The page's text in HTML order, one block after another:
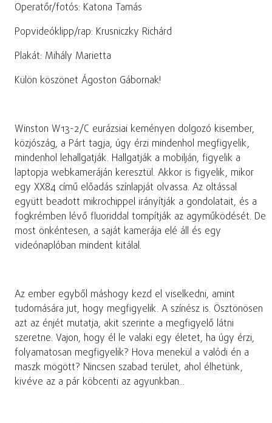
Operatőr/fotós: Katona Tamás
Popvideóklipp/rap: Krusniczky Richárd
Plakát: Mihály Marietta
Külön köszönet Ágoston Gábornak!
Winston W13-2/C eurázsiai keményen dolgozó kisember,
közjószág, a Párt tagja, úgy érzi mindenhol megfigyelik,
mindenhol lehallgatják. Hallgatják a mobilján, figyelik a
laptopja webkameráján keresztül. Akkor is figyelik, mikor
egy XX84 című előadás színlapját olvassa. Az oltással
együtt beadott mikrochippel irányítják a gondolatait, és a
fogkrémben lévő fluoriddal tompítják az agyműködését. De
most önkéntesen, a saját kamerája elé áll és egy
videónaplóban mindent kitálal.
Az ember egyből máshogy kezd el viselkedni, amint
tudomására jut, hogy megfigyelik. A színész is. Ösztönösen
azt az énjét mutatja, akit szerinte a megfigyelő látni
szeretne. Vajon, hogy él le valaki egy életet, ha úgy érzi,
folyamatosan megfigyelik? Hova menekül a valódi én a
maszk mögött? Nincsen szabad terület, ahol élhetünk,
kivéve az a pár köbcenti az agyunkban...